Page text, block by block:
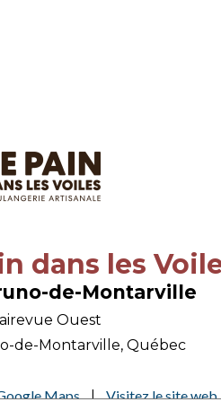
dans les
de-Montarville
Ouest
de-Montarville, Québec
Maps|Visitez le site web